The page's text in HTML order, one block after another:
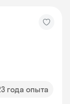
года опыта